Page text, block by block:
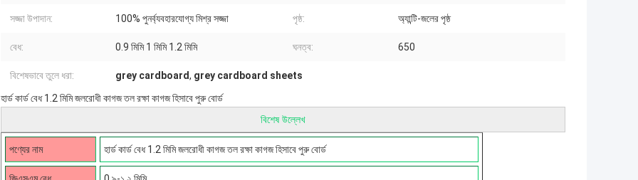
সজ্জা উপাদান: 100% পুনর্ব্যবহারযোগ্য মিশ্র সজ্জা পৃষ্ঠ: অ্যান্টি-জলের পৃষ্ঠ
বেধ: 0.9 মিমি 1 মিমি 1.2 মিমি ঘনত্ব: 650
বিশেষভাবে তুলে ধরা: grey cardboard, grey cardboard sheets
হার্ড কার্ড বেধ 1.2 মিমি জলরোধী কাগজ তল রক্ষা কাগজ হিসাবে পুরু বোর্ড
বিশেষ উল্লেখ
পণ্যের নাম হার্ড কার্ড বেধ 1.2 মিমি জলরোধী কাগজ তল রক্ষা কাগজ হিসাবে পুরু বোর্ড